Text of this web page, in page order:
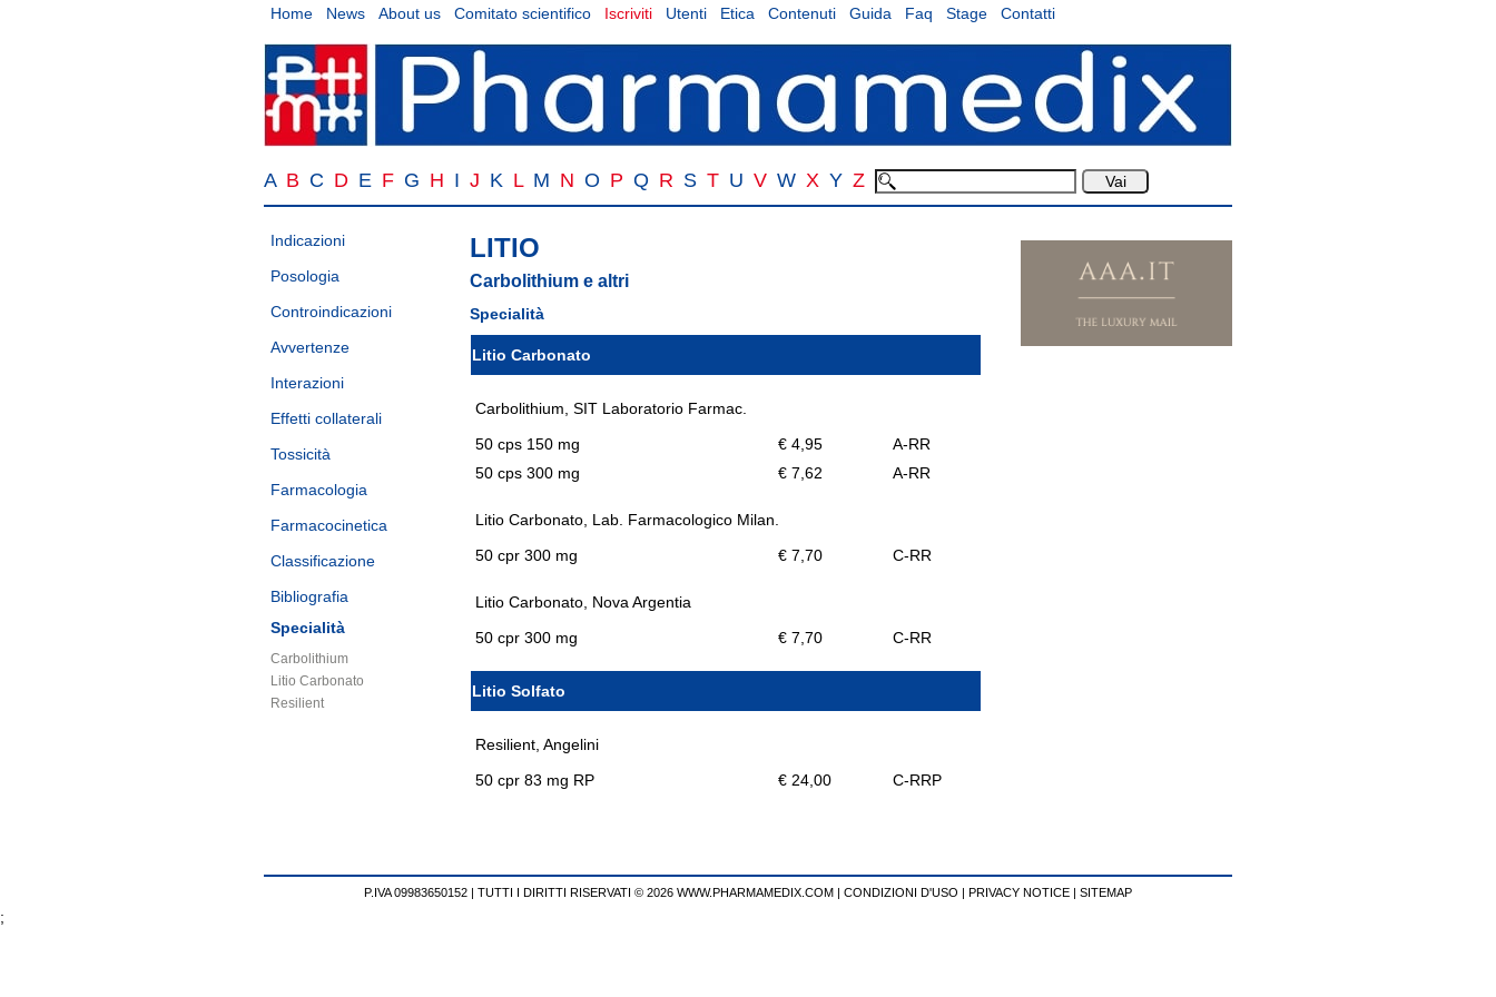
Home News About us Comitato scientifico Iscriviti Utenti Etica Contenuti Guida Faq Stage Contatti
A B C D E F G H I J K L M N O P Q R S T U V W X Y Z
Indicazioni
Posologia
Controindicazioni
Avvertenze
Interazioni
Effetti collaterali
Tossicità
Farmacologia
Farmacocinetica
Classificazione
Bibliografia
Specialità
Carbolithium
Litio Carbonato
Resilient
LITIO
Carbolithium e altri
Specialità
Litio Carbonato
Carbolithium, SIT Laboratorio Farmac.
50 cps 150 mg
€ 4,95
A-RR
50 cps 300 mg
€ 7,62 A-RR
Litio Carbonato, Lab. Farmacologico Milan.
50 cpr 300 mg
€ 7,70 C-RR
Litio Carbonato, Nova Argentia
50 cpr 300 mg
€ 7,70 C-RR
Litio Solfato
Resilient, Angelini
50 cpr 83 mg RP
€ 24,00 C-RRP
P.IVA 09983650152 | TUTTI I DIRITTI RISERVATI © 2026 WWW.PHARMAMEDIX.COM | CONDIZIONI D'USO | PRIVACY NOTICE | SITEMAP
;